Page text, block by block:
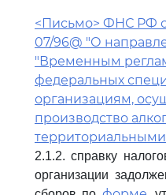
<Письмо> ФНС РФ
07/96@ "О
"Временным
федеральных
организациям,
производство
2.1.2. справку
организации